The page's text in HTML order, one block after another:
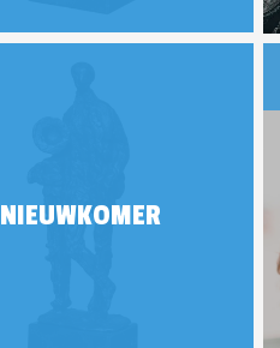
NIEUWKOMER